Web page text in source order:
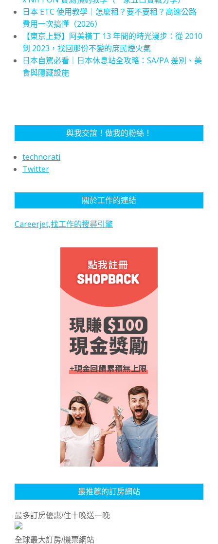
日本 ETC 使用教學｜怎麼租？要不要租？高速公路
費用一次搞懂（2026）
【東京上野】阿美橫丁 13 年間的時光漫步：從 2010
到 2023，找回那份不變的庶民煙火氣
日本自駕必看｜日本休息站全攻略：SA/PA 差別、美
食與隱藏設施
與我交誼！做我的粉絲！
technorati
Twitter
關於工作的連結
Careerjet,找工作的搜尋引擎
最推薦的訂房網站
最多訂房優惠/住十晚送一晚
全球最大訂房/機票網站